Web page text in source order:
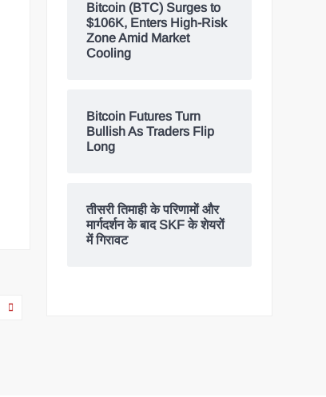
Bitcoin (BTC) Surges to
$106K, Enters High-Risk
Zone Amid Market
Cooling
Bitcoin Futures Turn
Bullish As Traders Flip
Long
तीसरी तिमाही के परिणामों और
मार्गदर्शन के बाद SKF के शेयरों
में गिरावट